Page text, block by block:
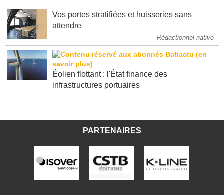
Vos portes stratifiées et huisseries sans
attendre
Rédactionnel native
Éolien flottant : l'État finance des
infrastructures portuaires
PARTENAIRES